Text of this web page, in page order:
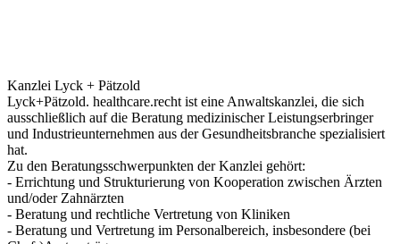
Kanzlei Lyck + Pätzold
Lyck+Pätzold. healthcare.recht ist eine Anwaltskanzlei, die sich
ausschließlich auf die Beratung medizinischer Leistungserbringer
und Industrieunternehmen aus der Gesundheitsbranche spezialisiert
hat.
Zu den Beratungsschwerpunkten der Kanzlei gehört:
- Errichtung und Strukturierung von Kooperation zwischen Ärzten
und/oder Zahnärzten
- Beratung und rechtliche Vertretung von Kliniken
- Beratung und Vertretung im Personalbereich, insbesondere (bei